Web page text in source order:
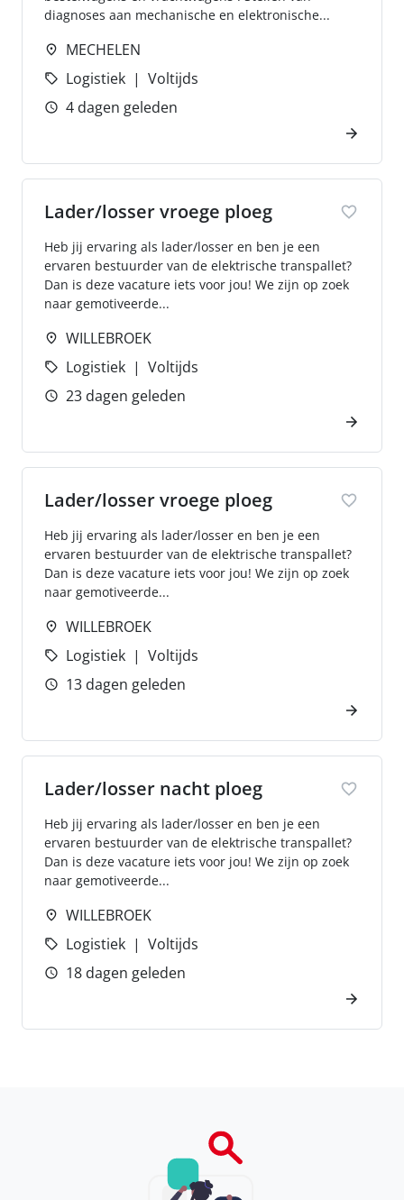
diagnoses aan mechanische en elektronische...
MECHELEN
Logistiek
Voltijds
4 dagen geleden
Lader/losser vroege ploeg
Heb jij ervaring als lader/losser en ben je een
ervaren bestuurder van de elektrische transpallet?
Dan is deze vacature iets voor jou! We zijn op zoek
naar gemotiveerde...
WILLEBROEK
Logistiek
Voltijds
23 dagen geleden
Lader/losser vroege ploeg
Heb jij ervaring als lader/losser en ben je een
ervaren bestuurder van de elektrische transpallet?
Dan is deze vacature iets voor jou! We zijn op zoek
naar gemotiveerde...
WILLEBROEK
Logistiek
Voltijds
13 dagen geleden
Lader/losser nacht ploeg
Heb jij ervaring als lader/losser en ben je een
ervaren bestuurder van de elektrische transpallet?
Dan is deze vacature iets voor jou! We zijn op zoek
naar gemotiveerde...
WILLEBROEK
Logistiek
Voltijds
18 dagen geleden